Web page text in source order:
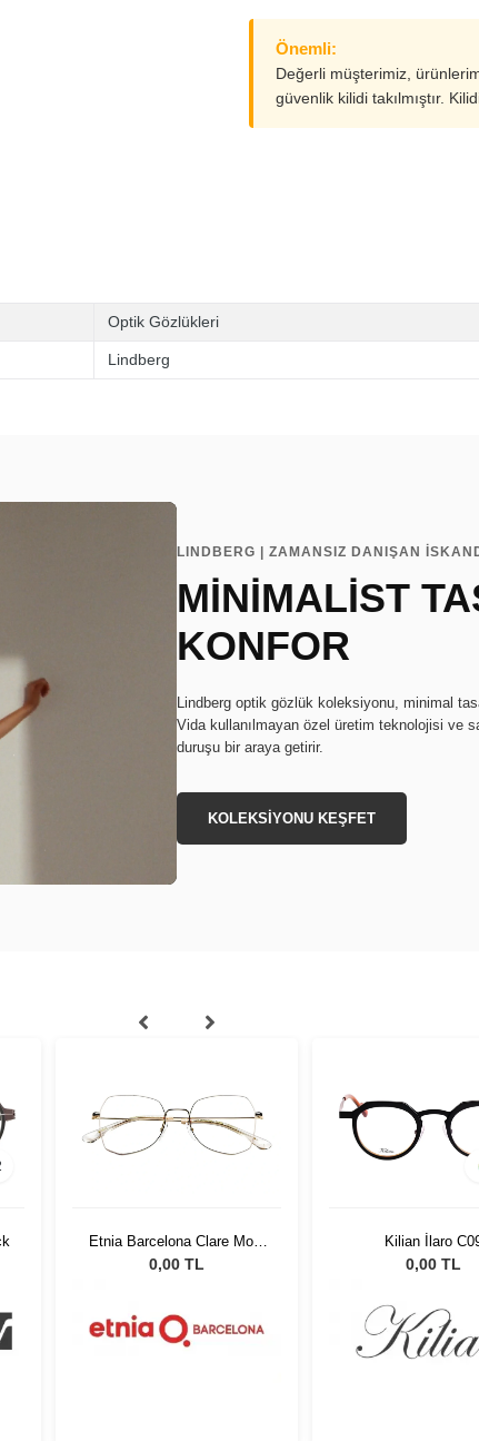
Önemli:
Değerli müşterimiz,
güvenlik kilidi takılmıştır.
Optik Gözlükleri
Lindberg
LINDBERG | ZAMANSIZ DANIŞAN
MİNİMALİST
KONFOR
Lindberg optik gözlük koleksiyonu, minimal
Vida kullanılmayan özel üretim teknolojisi ve
duruşu bir araya getirir.
KOLEKSİYONU KEŞFET
Etnia Barcelona Clare More
GDWH 51
0,00 TL
Kilian İlaro
0,00 TL